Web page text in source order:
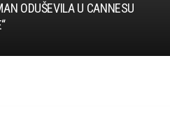
ODUŠEVILA U CANNESU